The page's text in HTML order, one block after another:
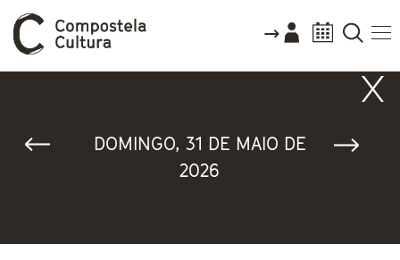
DOMINGO, 31 DE MAIO DE
2026